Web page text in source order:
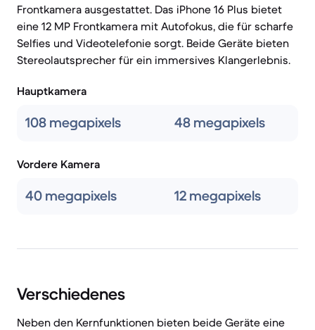
Frontkamera ausgestattet. Das iPhone 16 Plus bietet
eine 12 MP Frontkamera mit Autofokus, die für scharfe
Selfies und Videotelefonie sorgt. Beide Geräte bieten
Stereolautsprecher für ein immersives Klangerlebnis.
Hauptkamera
108 megapixels 48 megapixels
Vordere Kamera
40 megapixels 12 megapixels
Verschiedenes
Neben den Kernfunktionen bieten beide Geräte eine